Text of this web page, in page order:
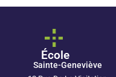
École
Sainte-Geneviève